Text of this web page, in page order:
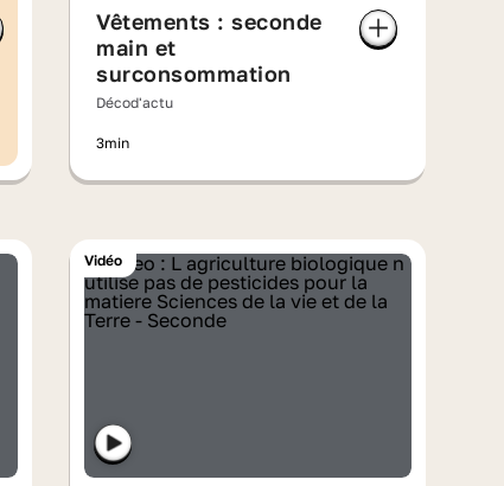
Vêtements : seconde
main et
surconsommation
Décod'actu
3min
Vidéo